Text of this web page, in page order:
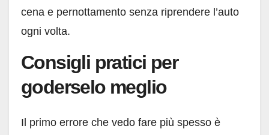
cena e pernottamento senza riprendere l’auto
ogni volta.
Consigli pratici per
goderselo meglio
Il primo errore che vedo fare più spesso è